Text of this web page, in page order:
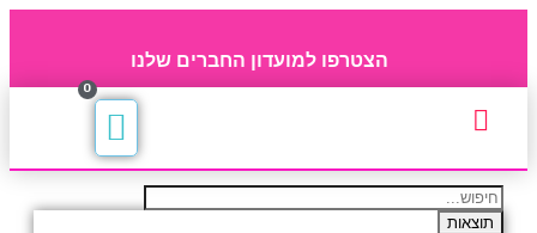
הצטרפו למועדון החברים שלנו
0
תוצאות